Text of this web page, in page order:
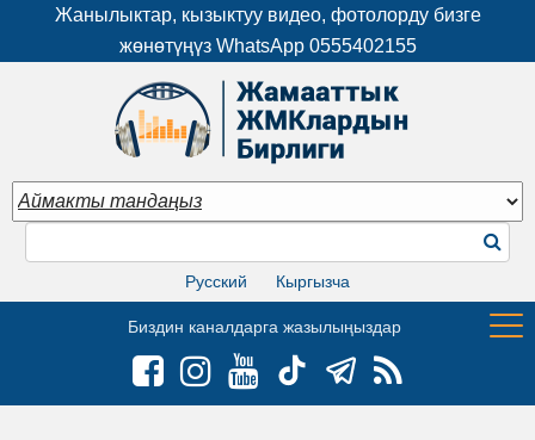
Жанылыктар, кызыктуу видео, фотолорду бизге
жөнөтүңүз WhatsApp 0555402155
Русский Кыргызча
Биздин каналдарга жазылыңыздар